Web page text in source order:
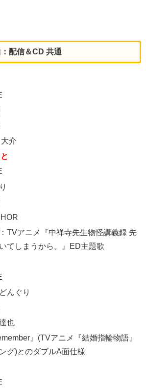
配信＆CD 共通
大介
TVアニメ『中禅寺先生物怪講義録 先
てしまうから。』ED主題歌
んぐり
也
』(TVアニメ『結婚指輪物語』
グ)とのダブルA面仕様